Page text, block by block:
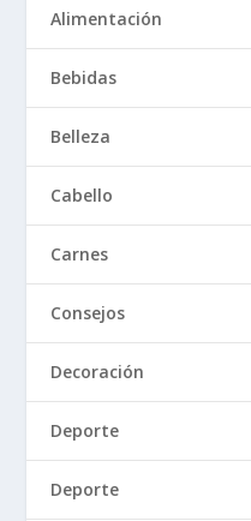
Alimentación
Bebidas
Belleza
Cabello
Carnes
Consejos
Decoración
Deporte
Deporte